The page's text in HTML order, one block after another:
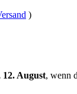
)
August, wenn